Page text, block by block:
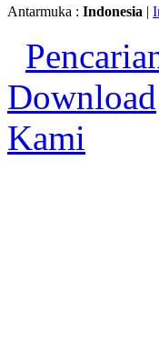
Antarmuka : Indonesia |
Download
Kami